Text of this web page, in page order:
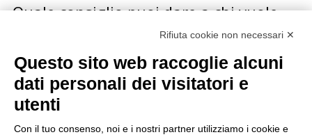
Quale consiglio puoi dare a chi vuole
iniziare una carriera musicale?
La redazione di Sonda ha fatto questa domanda a
diversi artisti italiani e stranieri, dai Calexico a
Bennato, dalla Mannoia alle Orme, da Jon Spencer…
Rifiuta cookie non necessari ✕
Questo sito web raccoglie alcuni
dati personali dei visitatori e
utenti
Con il tuo consenso, noi e i nostri partner utilizziamo i cookie e